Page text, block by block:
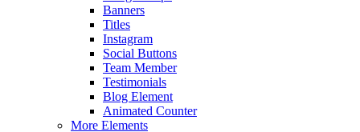
Banners
Titles
Instagram
Social Buttons
Team Member
Testimonials
Blog Element
Animated Counter
More Elements